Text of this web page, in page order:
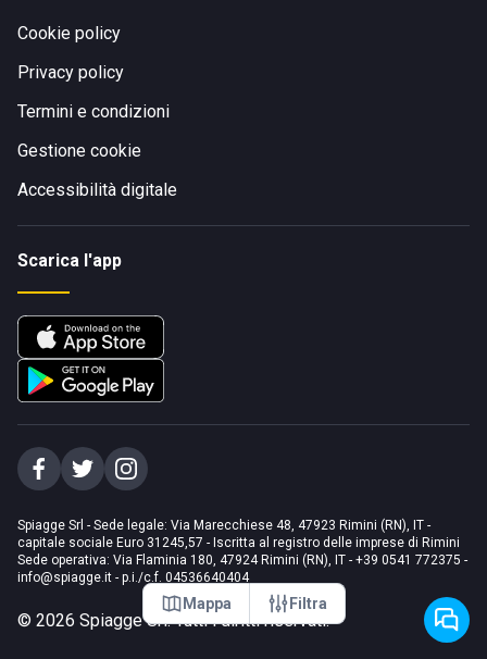
Mappa Filtra
Cookie policy
Privacy policy
Termini e condizioni
Gestione cookie
Accessibilità digitale
Scarica l'app
Spiagge Srl - Sede legale: Via Marecchiese 48, 47923 Rimini (RN), IT -
capitale sociale Euro 31245,57 - Iscritta al registro delle imprese di Rimini
Sede operativa: Via Flaminia 180, 47924 Rimini (RN), IT - +39 0541 772375 -
info@spiagge.it - p.i./c.f. 04536640404
© 2026 Spiagge Srl. Tutti i diritti riservati.